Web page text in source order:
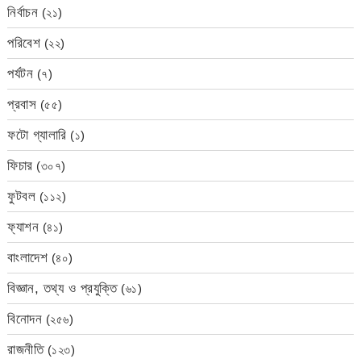
নির্বাচন (২১)
পরিবেশ (২২)
পর্যটন (৭)
প্রবাস (৫৫)
ফটো গ্যালারি (১)
ফিচার (৩০৭)
ফুটবল (১১২)
ফ্যাশন (৪১)
বাংলাদেশ (৪০)
বিজ্ঞান, তথ্য ও প্রযুক্তি(৬১)
বিনোদন (২৫৬)
রাজনীতি(১২৩)